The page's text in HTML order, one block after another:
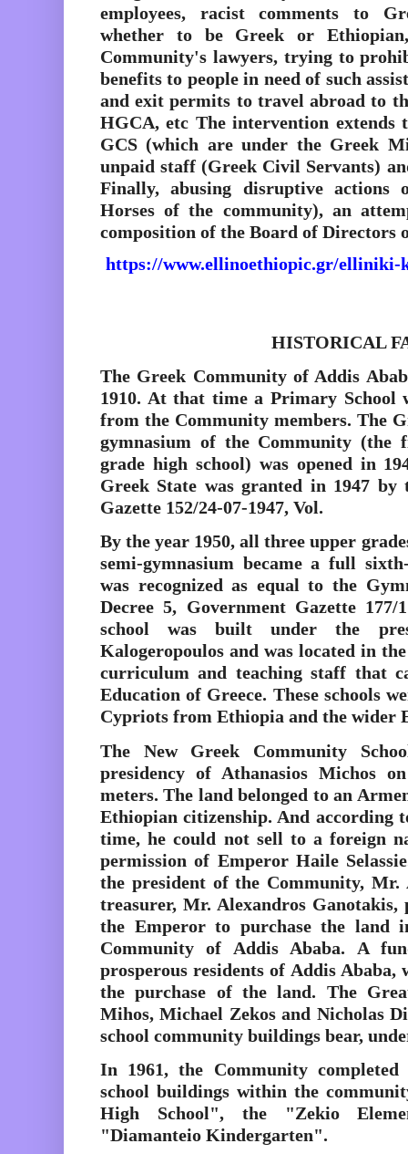
employees, racist comments to
whether to be Greek or
Community's lawyers, trying to
benefits to people in need of such
and exit permits to travel abroad to
HGCA, etc The intervention extends
GCS (which are under the Greek
unpaid staff (Greek Civil Servants)
Finally, abusing disruptive
Horses of the community), an
composition of the Board of Directors
https://www.ellinoethiopic.gr/elliniki-
HISTORICAL
The Greek Community of Addis
1910. At that time a Primary School
from the Community members. The
gymnasium of the Community (the
grade high school) was opened in
Greek State was granted in 1947 by
Gazette 152/24-07-1947, Vol.
By the year 1950, all three upper
semi-gymnasium became a full
was recognized as equal to the
Decree 5, Government Gazette
school was built under the
Kalogeropoulos and was located in
curriculum and teaching staff that
Education of Greece. These schools
Cypriots from Ethiopia and the wider
The New Greek Community
presidency of Athanasios Michos
meters. The land belonged to an
Ethiopian citizenship. And according
time, he could not sell to a foreign
permission of Emperor Haile
the president of the Community, Mr.
treasurer, Mr. Alexandros Ganotakis,
the Emperor to purchase the land
Community of Addis Ababa. A
prosperous residents of Addis
the purchase of the land. The
Mihos, Michael Zekos and Nicholas
school community buildings bear,
In 1961, the Community
school buildings within the
High School", the "Zekio
"Diamanteio Kindergarten".